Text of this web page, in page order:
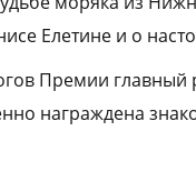
Елетине и о
Премии главный
награждена